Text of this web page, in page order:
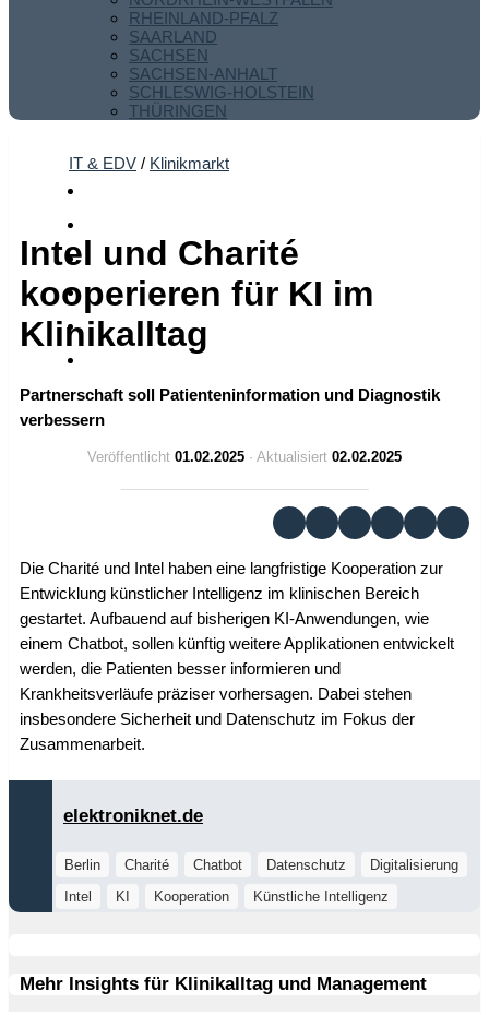
RHEINLAND-PFALZ
SAARLAND
SACHSEN
SACHSEN-ANHALT
SCHLESWIG-HOLSTEIN
THÜRINGEN
IT & EDV / Klinikmarkt
Intel und Charité
kooperieren für KI im
Klinikalltag
Partnerschaft soll Patienteninformation und Diagnostik
verbessern
Veröffentlicht 01.02.2025 · Aktualisiert 02.02.2025
Die Charité und Intel haben eine langfristige Kooperation zur
Entwicklung künstlicher Intelligenz im klinischen Bereich
gestartet. Aufbauend auf bisherigen KI-Anwendungen, wie
einem Chatbot, sollen künftig weitere Applikationen entwickelt
werden, die Patienten besser informieren und
Krankheitsverläufe präziser vorhersagen. Dabei stehen
insbesondere Sicherheit und Datenschutz im Fokus der
Zusammenarbeit.
elektroniknet.de
Berlin Charité Chatbot Datenschutz
Digitalisierung
Intel
KI Kooperation Künstliche Intelligenz
Mehr Insights für Klinikalltag und Management